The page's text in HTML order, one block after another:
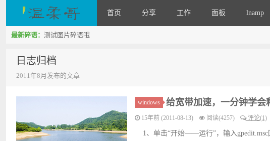
首页 分享 工作 面板 lnamp
最新碎语： 测试图片碎语哦
日志归档
2011年8月发布的文章
windows 给宽带加速，一分钟学会
15年前 (2011-08-13) 阅读(4257) 评论(1)
1、单击“开始——运行”，输入